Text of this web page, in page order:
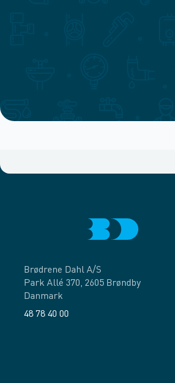
Brødrene Dahl A/S
Park Allé 370, 2605 Brøndby
Danmark
48 78 40 00